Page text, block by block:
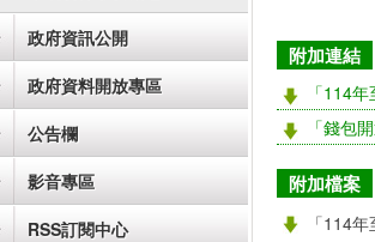
政府資訊公開
政府資料開放專區
公告欄
影音專區
RSS訂閱中心
附加連結
「114
「錢包
附加檔案
「114